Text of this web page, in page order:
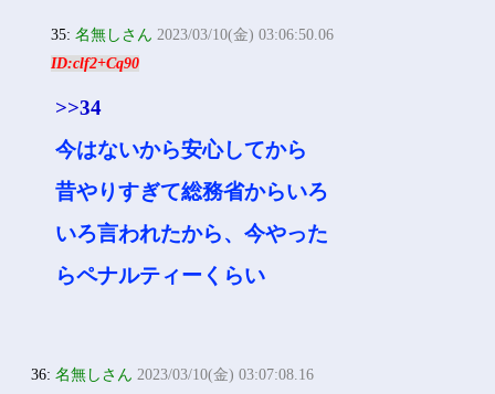
35:名無しさん 2023/03/10(金) 03:06:50.06
ID:clf2+Cq90
>>34
今はないから安心してから
昔やりすぎて総務省からいろ
いろ言われたから、今やった
らペナルティーくらい
36:名無しさん 2023/03/10(金) 03:07:08.16